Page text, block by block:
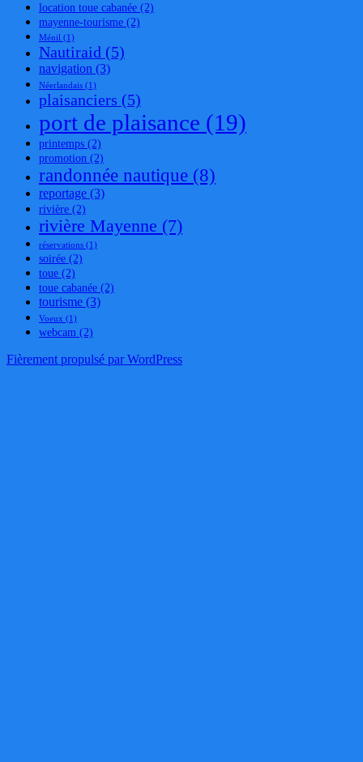
location toue cabanée (2)
mayenne-tourisme (2)
Ménil (1)
Nautiraid (5)
navigation (3)
Néerlandais (1)
plaisanciers (5)
port de plaisance (19)
printemps (2)
promotion (2)
randonnée nautique (8)
reportage (3)
rivière (2)
rivière Mayenne (7)
réservations (1)
soirée (2)
toue (2)
toue cabanée (2)
tourisme (3)
Voeux (1)
webcam (2)
Fièrement propulsé par WordPress